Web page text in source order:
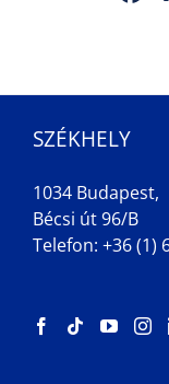
SZÉKHELY
1034 Budapest,
Bécsi út 96/B
Telefon: +36 (1)